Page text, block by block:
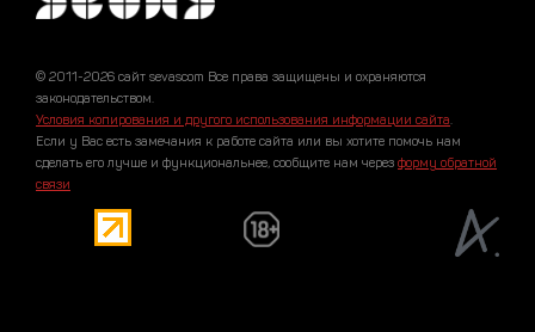
© 2011-2026 сайт sevascom Все права защищены и охраняются
законодательством.
Условия копирования и другого использования информации сайта.
Если у Вас есть замечания к работе сайта или вы хотите помочь нам
сделать его лучше и функциональнее, сообщите нам через форму обратной
связи